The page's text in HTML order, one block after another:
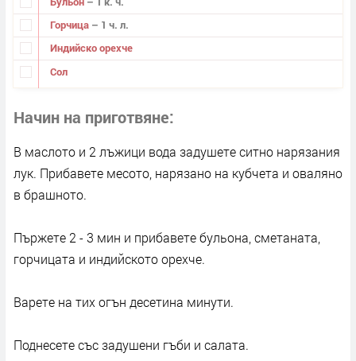
Горчица – 1 ч. л.
Индийско орехче
Сол
Начин на приготвяне
В маслото и 2 лъжици вода задушете ситно нарязания
лук. Прибавете месото, нарязано на кубчета и оваляно
в брашното.
Пържете 2 - 3 мин и прибавете бульона, сметаната,
горчицата и индийското орехче.
Варете на тих огън десетина минути.
Поднесете със задушени гъби и салата.